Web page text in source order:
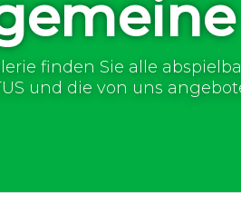
finden Sie alle
und die von uns